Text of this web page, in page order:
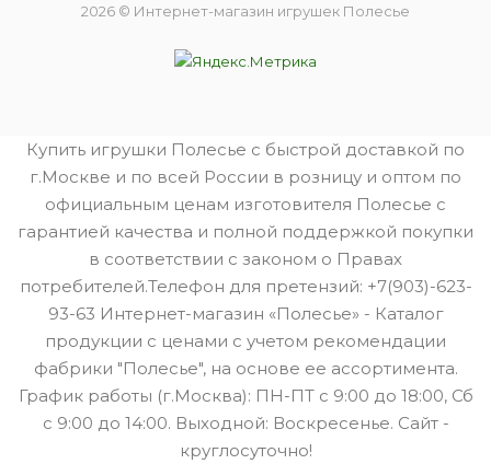
2026 © Интернет-магазин игрушек Полесье
Купить игрушки Полесье с быстрой доставкой по
г.Москве и по всей России в розницу и оптом по
официальным ценам изготовителя Полесье с
гарантией качества и полной поддержкой покупки
в соответствии с законом о Правах
потребителей.Телефон для претензий: +7(903)-623-
93-63 Интернет-магазин «Полесье» - Каталог
продукции с ценами с учетом рекомендации
фабрики "Полесье", на основе ее ассортимента.
График работы (г.Москва): ПН-ПТ с 9:00 до 18:00, Сб
с 9:00 до 14:00. Выходной: Воскресенье. Сайт -
круглосуточно!